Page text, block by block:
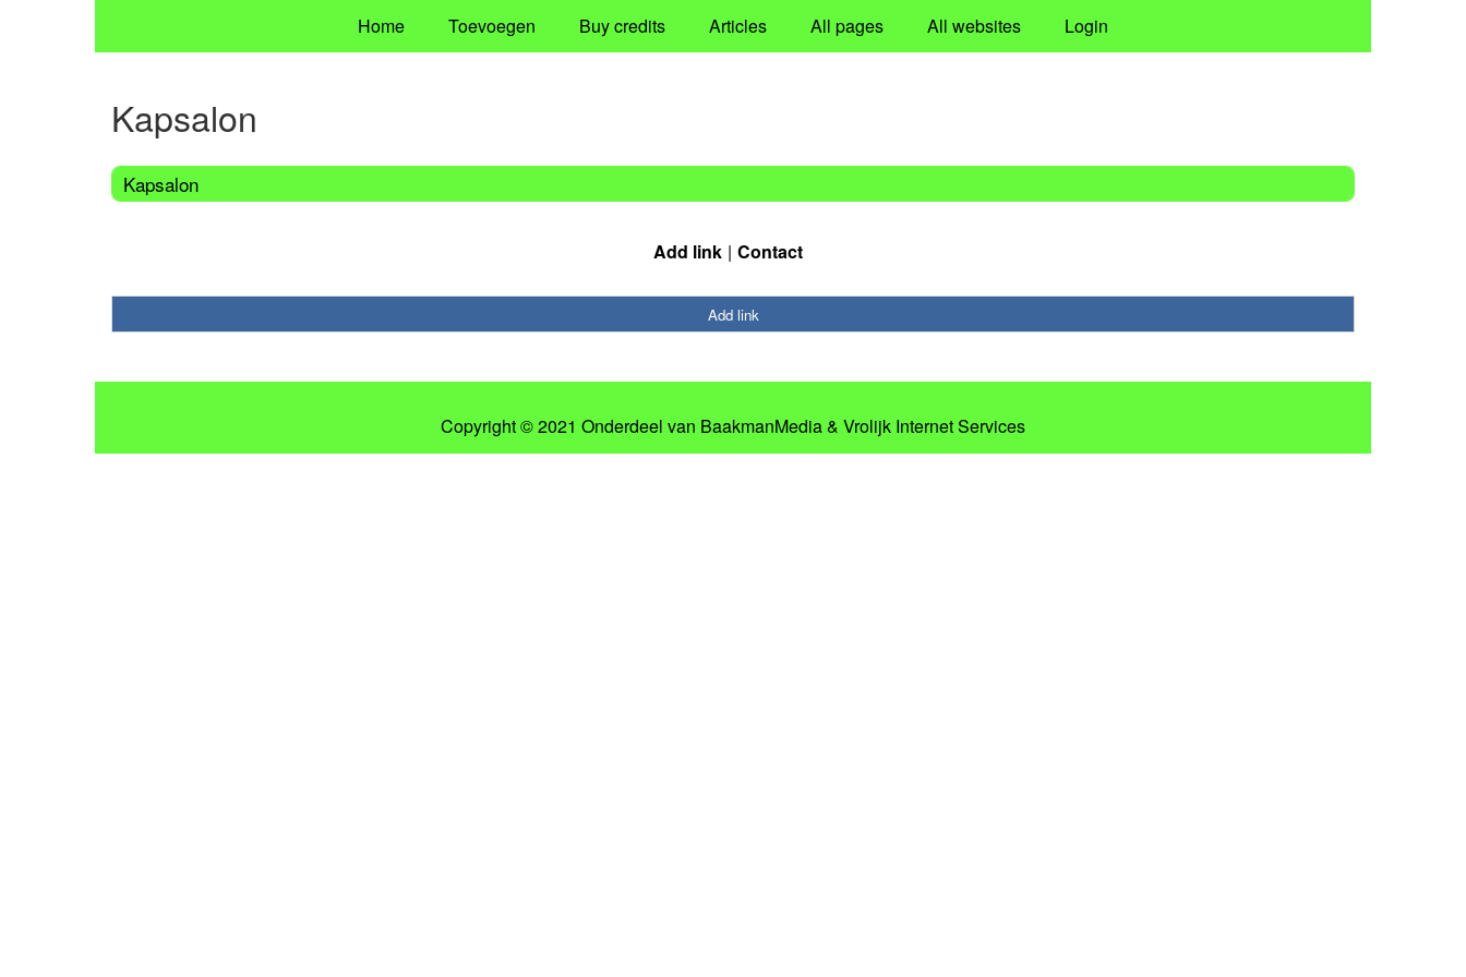
Home Toevoegen Buy credits Articles All pages All websites Login
Kapsalon
Kapsalon
Add link Contact
Add link
Copyright © 2021 Onderdeel van BaakmanMedia& Vrolijk Internet Services